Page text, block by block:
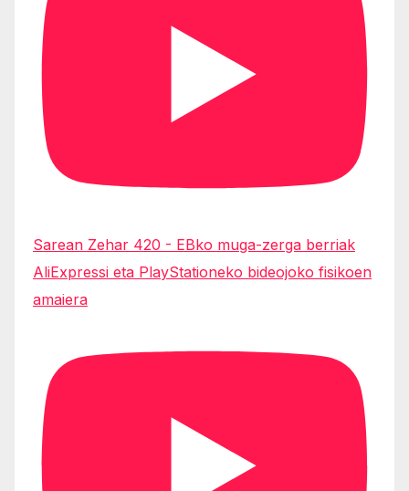
Sarean Zehar 420 - EBko muga-zerga berriak
AliExpressi eta PlayStationeko bideojoko fisikoen
amaiera